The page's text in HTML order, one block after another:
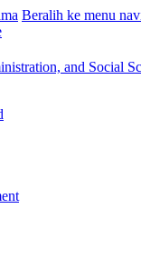
Beralih ke menu
and Social